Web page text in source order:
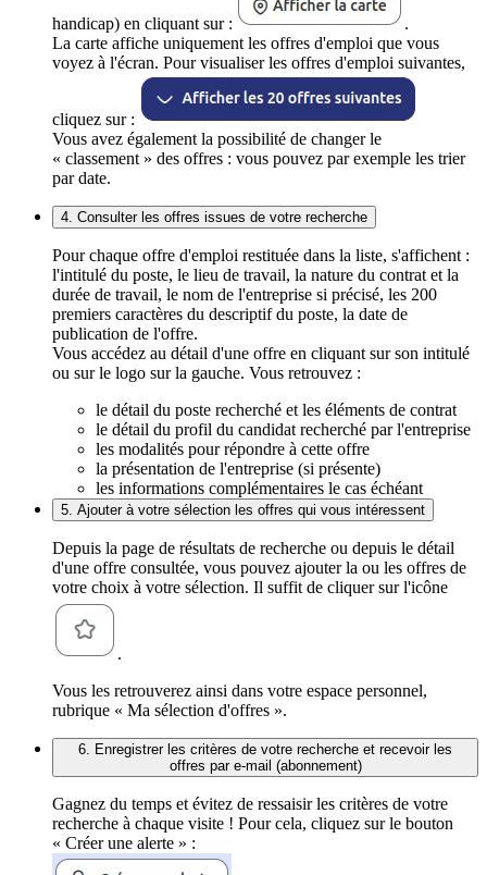
handicap) en cliquant sur :
.
La carte affiche uniquement les offres d'emploi que vous
voyez à l'écran. Pour visualiser les offres d'emploi suivantes,
cliquez sur :
Vous avez également la possibilité de changer le
« classement » des offres : vous pouvez par exemple les trier
par date.
4. Consulter les offres issues de votre recherche
Pour chaque offre d'emploi restituée dans la liste, s'affichent :
l'intitulé du poste, le lieu de travail, la nature du contrat et la
durée de travail, le nom de l'entreprise si précisé, les 200
premiers caractères du descriptif du poste, la date de
publication de l'offre.
Vous accédez au détail d'une offre en cliquant sur son intitulé
ou sur le logo sur la gauche. Vous retrouvez :
le détail du poste recherché et les éléments de contrat
le détail du profil du candidat recherché par l'entreprise
les modalités pour répondre à cette offre
la présentation de l'entreprise (si présente)
les informations complémentaires le cas échéant
5. Ajouter à votre sélection les offres qui vous intéressent
Depuis la page de résultats de recherche ou depuis le détail
d'une offre consultée, vous pouvez ajouter la ou les offres de
votre choix à votre sélection. Il suffit de cliquer sur l'icône
.
Vous les retrouverez ainsi dans votre espace personnel,
rubrique « Ma sélection d'offres ».
6. Enregistrer les critères de votre recherche et recevoir les
offres par e-mail (abonnement)
Gagnez du temps et évitez de ressaisir les critères de votre
recherche à chaque visite ! Pour cela, cliquez sur le bouton
« Créer une alerte » :